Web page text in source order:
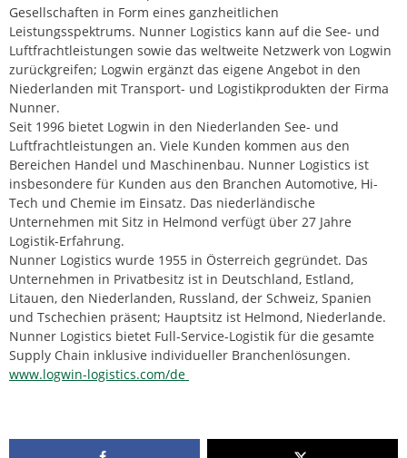
Gesellschaften in Form eines ganzheitlichen
Leistungsspektrums. Nunner Logistics kann auf die See- und
Luftfrachtleistungen sowie das weltweite Netzwerk von Logwin
zurückgreifen; Logwin ergänzt das eigene Angebot in den
Niederlanden mit Transport- und Logistikprodukten der Firma
Nunner.
Seit 1996 bietet Logwin in den Niederlanden See- und
Luftfrachtleistungen an. Viele Kunden kommen aus den
Bereichen Handel und Maschinenbau. Nunner Logistics ist
insbesondere für Kunden aus den Branchen Automotive, Hi-
Tech und Chemie im Einsatz. Das niederländische
Unternehmen mit Sitz in Helmond verfügt über 27 Jahre
Logistik-Erfahrung.
Nunner Logistics wurde 1955 in Österreich gegründet. Das
Unternehmen in Privatbesitz ist in Deutschland, Estland,
Litauen, den Niederlanden, Russland, der Schweiz, Spanien
und Tschechien präsent; Hauptsitz ist Helmond, Niederlande.
Nunner Logistics bietet Full-Service-Logistik für die gesamte
Supply Chain inklusive individueller Branchenlösungen.
www.logwin-logistics.com/de